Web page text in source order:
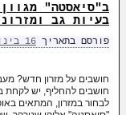
ב"סיאסטה"
בעיות גב
פורסם בתאריך 16 בינואר 2022
חושבים על מזרון חדש?
חושבים להחליף, יש לקחת
לבחור במזרון, המתאים